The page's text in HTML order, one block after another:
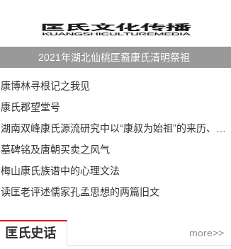
2021年湖北仙桃匡裔康氏清明祭祖
康博林寻根记之我见
康氏郡望堂号
墓碑铭及唐朝买卖之风气
梅山康氏族谱中的心理文法
读匡老评述儒家孔孟思想的两篇旧文
more>>
匡氏史话